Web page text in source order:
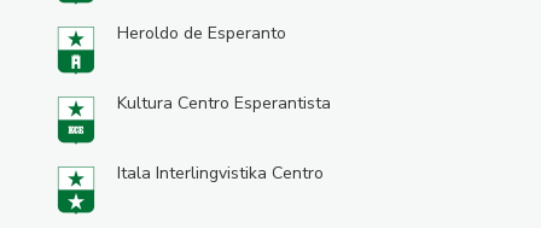
Heroldo de Esperanto
Kultura Centro Esperantista
Itala Interlingvistika Centro